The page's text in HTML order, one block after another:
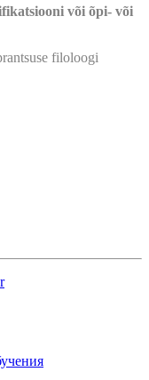
või õpi- või
filoloogi